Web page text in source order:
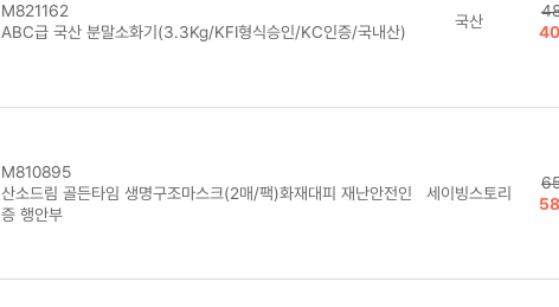
M821162
ABC급 국산 분말소화기(3.3Kg/KFI형식승인/KC인증/국내산)
국산
M810895
산소드림 골든타임 생명구조마스크(2매/팩)화재대피 재난안전인
증 행안부
세이빙스토리